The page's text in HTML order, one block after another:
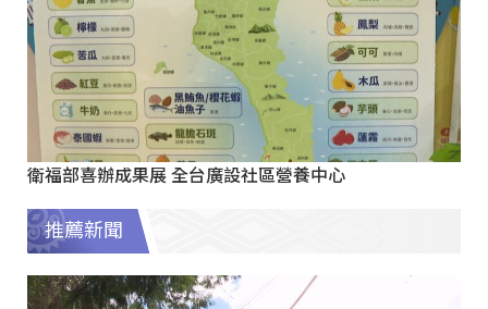
衛福部喜辦成果展 全台廣設社區營養中心
推薦新聞